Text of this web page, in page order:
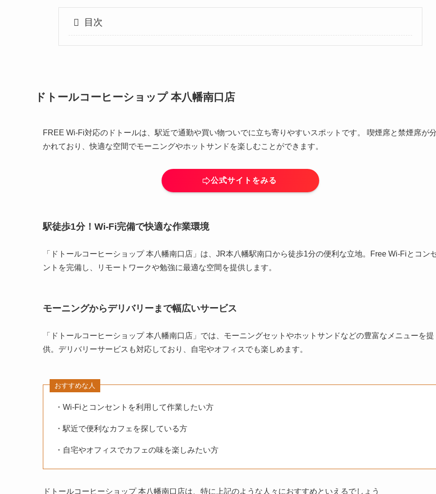
目次
ドトールコーヒーショップ 本八幡南口店
FREE Wi-Fi対応のドトールは、駅近で通勤や買い物ついでに立ち寄りやすいスポットです。 喫煙席と禁煙席が
かれており、快適な空間でモーニングやホットサンドを楽しむことができます。
公式サイトをみる
駅徒歩1分！Wi-Fi完備で快適な作業環境
「ドトールコーヒーショップ 本八幡南口店」は、JR本八幡駅南口から徒歩1分の便利な立地。Free Wi-Fiとコン
ントを完備し、リモートワークや勉強に最適な空間を提供します。
モーニングからデリバリーまで幅広いサービス
「ドトールコーヒーショップ 本八幡南口店」では、モーニングセットやホットサンドなどの豊富なメニューを提
供。デリバリーサービスも対応しており、自宅やオフィスでも楽しめます。
おすすめな人
・Wi-Fiとコンセントを利用して作業したい方
・駅近で便利なカフェを探している方
・自宅やオフィスでカフェの味を楽しみたい方
ドトールコーヒーショップ 本八幡南口店は、特に上記のような人々におすすめといえるでしょう